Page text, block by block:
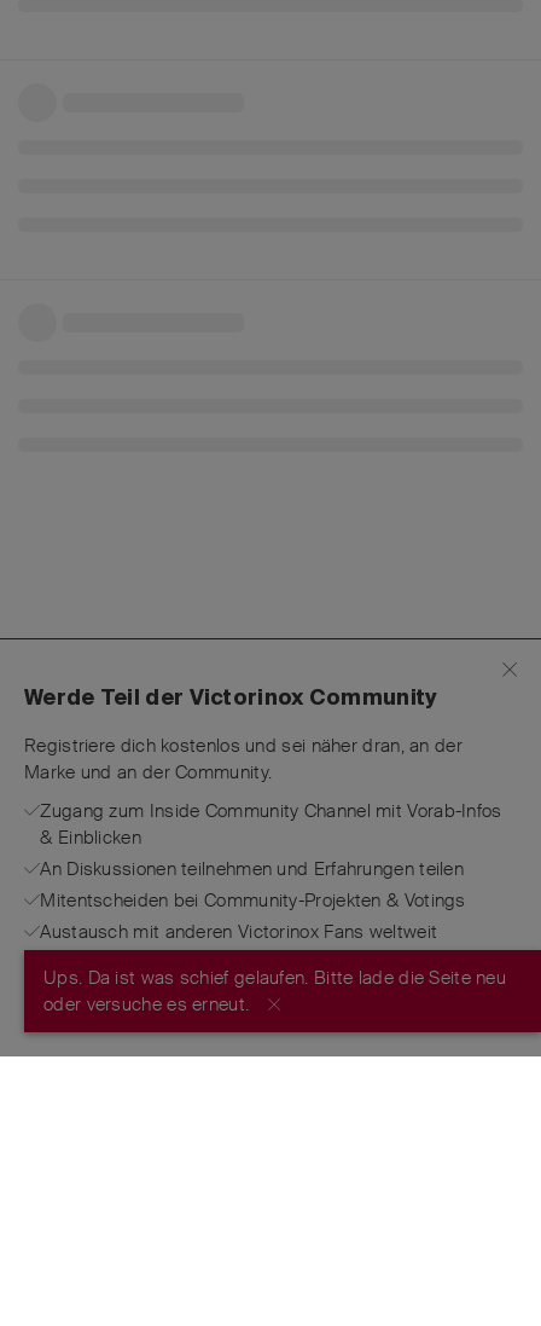
Ups. Da ist was schief gelaufen. Bitte lade die Seite neu
oder versuche es erneut.
Werde Teil der Victorinox Community
Registriere dich kostenlos und sei näher dran, an der
Marke und an der Community.
Zugang zum Inside Community Channel mit Vorab-Infos
& Einblicken
An Diskussionen teilnehmen und Erfahrungen teilen
Mitentscheiden bei Community-Projekten & Votings
Austausch mit anderen Victorinox Fans weltweit
JETZT REGISTRIEREN